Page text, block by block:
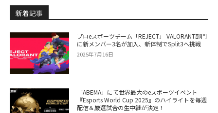
新着記事
プロeスポーツチーム「REJECT」 VALORANT部門
に新メンバー3名が加入、新体制でSplit3へ挑戦
2025年7月16日
「ABEMA」にて世界最大のeスポーツイベント
『Esports World Cup 2025』のハイライトを毎週
配信＆厳選試合の生中継が決定！